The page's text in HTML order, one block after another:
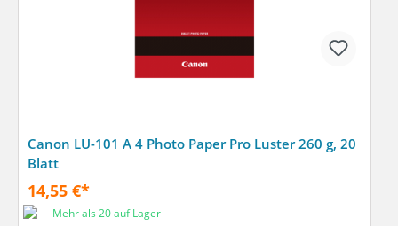
Canon LU-101 A 4 Photo Paper Pro Luster 260 g, 20
Blatt
14,55 €*
Mehr als 20 auf Lager